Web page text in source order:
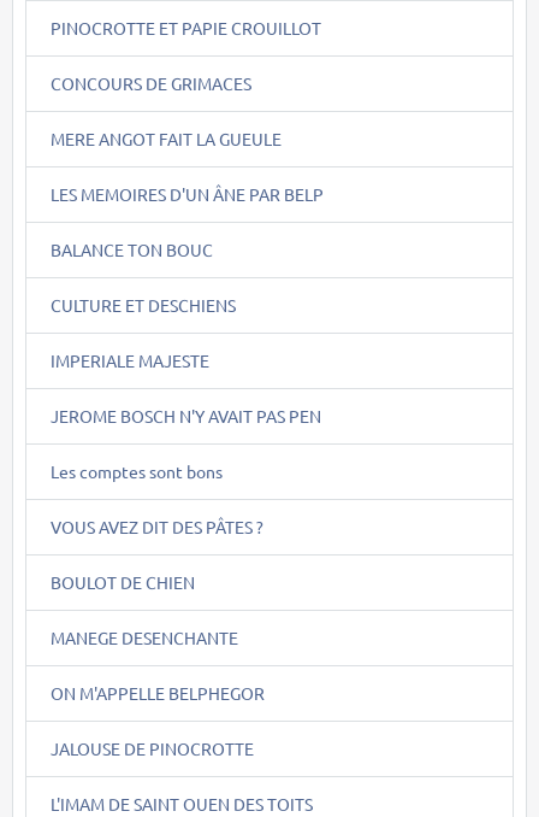
PINOCROTTE ET PAPIE CROUILLOT
CONCOURS DE GRIMACES
MERE ANGOT FAIT LA GUEULE
LES MEMOIRES D'UN ÂNE PAR BELP
BALANCE TON BOUC
CULTURE ET DESCHIENS
IMPERIALE MAJESTE
JEROME BOSCH N'Y AVAIT PAS PEN
Les comptes sont bons
VOUS AVEZ DIT DES PÂTES ?
BOULOT DE CHIEN
MANEGE DESENCHANTE
ON M'APPELLE BELPHEGOR
JALOUSE DE PINOCROTTE
L'IMAM DE SAINT OUEN DES TOITS